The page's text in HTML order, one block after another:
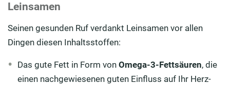
Leinsamen
Seinen gesunden Ruf verdankt Leinsamen vor allen
Dingen diesen Inhaltsstoffen:
Das gute Fett in Form vonOmega-3-Fettsäuren, die
einen nachgewiesenen guten Einfluss auf Ihr Herz-